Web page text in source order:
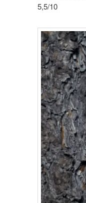
5,5/10